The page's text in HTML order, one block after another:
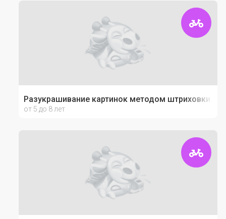
Разукрашивание картинок методом штриховки
от 5 до 8 лет